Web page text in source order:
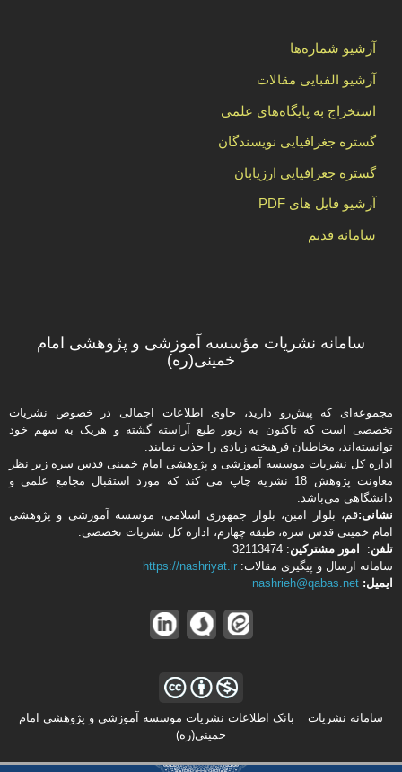
آرشیو شماره‌ها
آرشیو الفبایی مقالات
استخراج به پایگاه‌های علمی
گستره جغرافیایی نویسندگان
گستره جغرافیایی ارزیابان
آرشیو فایل های PDF
سامانه قدیم
سامانه نشریات مؤسسه آموزشی و پژوهشی امام
خمینی(ره)
مجموعه‌ای که پیش‌رو دارید،‌ حاوی اطلاعات اجمالی در خصوص نشریات
تخصصی است که تاکنون به زیور طبع آراسته گشته و هریک به سهم خود
توانسته‌اند، مخاطبان فرهیخته‌ زیادی را جذب نمایند.
اداره كل نشریات موسسه آموزشی و پژوهشی امام خمینی قدس سره زیر نظر
معاونت پژوهش 18 نشریه چاپ می کند که مورد استقبال مجامع علمی و
دانشگاهی می‌باشد.
نشانی:قم، بلوار امین، بلوار جمهوری اسلامی، موسسه آموزشی و پژوهشی
امام خمینی قدس سره، طبقه چهارم، اداره كل نشریات تخصصی.
تلفن: امور مشتركین: 32113474
سامانه ارسال و پیگیری مقالات: https://nashriyat.ir
ایمیل: nashrieh@qabas.net
سامانه نشریات _ بانک اطلاعات نشریات موسسه آموزشی و پژوهشی امام
خمینی(ره)